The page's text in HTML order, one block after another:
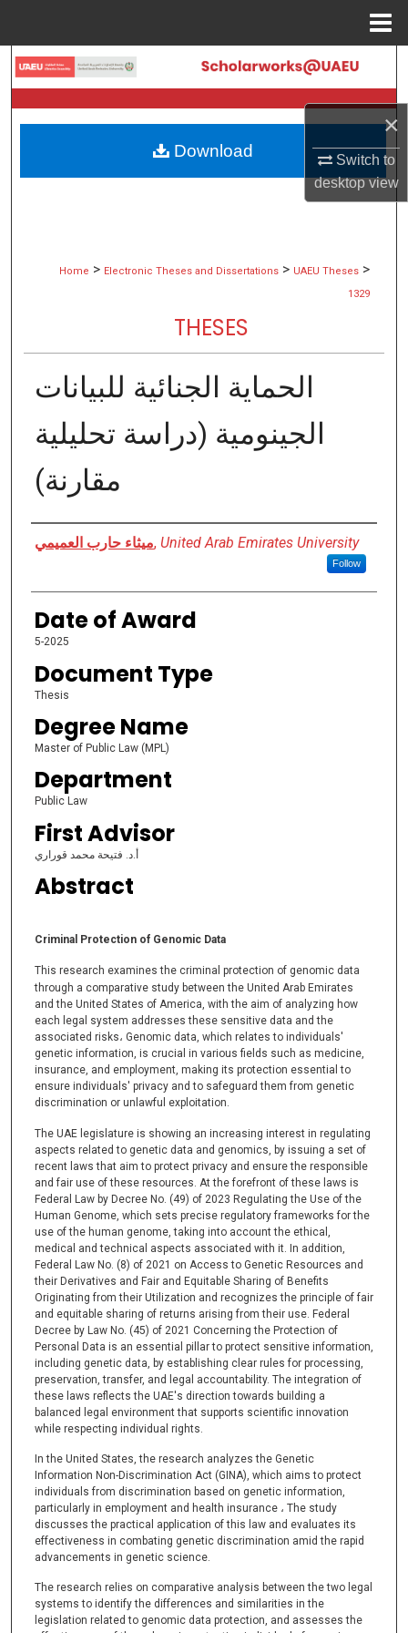
×
Switch to
desktopview
Search
Browse Collections
My Account
Home > Electronic Theses and Dissertations > UAEU Theses >
1329
THESES
الحماية الجنائية للبيانات
الجينومية (دراسة تحليلية
مقارنة)
Author
ميثاء حارب العميمي, United Arab Emirates University
Follow
Date of Award
5-2025
Document Type
Thesis
Degree Name
Master of Public Law (MPL)
Department
Public Law
First Advisor
أ.د. فتيحة محمد قوراري
Abstract
Criminal Protection of Genomic Data
This research examines the criminal protection of genomic data
through a comparative study between the United Arab Emirates
and the United States of America, with the aim of analyzing how
each legal system addresses these sensitive data and the
associated risks، Genomic data, which relates to individuals'
genetic information, is crucial in various fields such as medicine,
insurance, and employment, making its protection essential to
ensure individuals' privacy and to safeguard them from genetic
discrimination or unlawful exploitation.
The UAE legislature is showing an increasing interest in regulating
aspects related to genetic data and genomics, by issuing a set of
recent laws that aim to protect privacy and ensure the responsible
and fair use of these resources. At the forefront of these laws is
Federal Law by Decree No. (49) of 2023 Regulating the Use of the
Human Genome, which sets precise regulatory frameworks for the
use of the human genome, taking into account the ethical,
medical and technical aspects associated with it. In addition,
Federal Law No. (8) of 2021 on Access to Genetic Resources and
their Derivatives and Fair and Equitable Sharing of Benefits
Originating from their Utilization and recognizes the principle of fair
and equitable sharing of returns arising from their use. Federal
Decree by Law No. (45) of 2021 Concerning the Protection of
Personal Data is an essential pillar to protect sensitive information,
including genetic data, by establishing clear rules for processing,
preservation, transfer, and legal accountability. The integration of
these laws reflects the UAE's direction towards building a
balanced legal environment that supports scientific innovation
while respecting individual rights.
In the United States, the research analyzes the Genetic
Information Non-Discrimination Act (GINA), which aims to protect
individuals from discrimination based on genetic information,
particularly in employment and health insurance ، The study
discusses the practical application of this law and evaluates its
effectiveness in combating genetic discrimination amid the rapid
advancements in genetic science.
The research relies on comparative analysis between the two legal
systems to identify the differences and similarities in the
legislation related to genomic data protection, and assesses the
Download